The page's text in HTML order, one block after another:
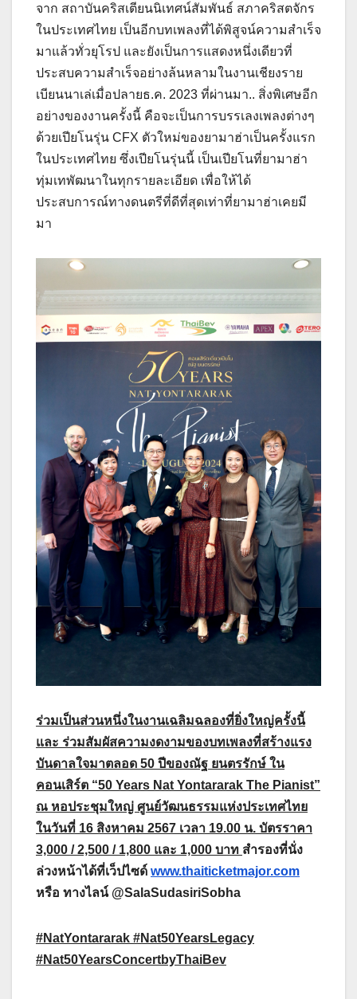
จาก สถาบันคริสเตียนนิเทศน์สัมพันธ์ สภาคริสตจักร
ในประเทศไทย เป็นอีกบทเพลงที่ได้พิสูจน์ความสำเร็จ
มาแล้วทั่วยุโรป และยังเป็นการแสดงหนึ่งเดียวที่
ประสบความสำเร็จอย่างล้นหลามในงานเชียงราย
เบียนนาเล่เมื่อปลายธ.ค. 2023 ที่ผ่านมา.. สิ่งพิเศษอีก
อย่างของงานครั้งนี้ คือจะเป็นการบรรเลงเพลงต่างๆ
ด้วยเปียโนรุ่น CFX ตัวใหม่ของยามาฮ่าเป็นครั้งแรก
ในประเทศไทย ซึ่งเปียโนรุ่นนี้ เป็นเปียโนที่ยามาฮ่า
ทุ่มเทพัฒนาในทุกรายละเอียด เพื่อให้ได้
ประสบการณ์ทางดนตรีที่ดีที่สุดเท่าที่ยามาฮ่าเคยมี
มา
ร่วมเป็นส่วนหนึ่งในงานเฉลิมฉลองที่ยิ่งใหญ่ครั้งนี้
และ ร่วมสัมผัสความงดงามของบทเพลงที่สร้างแรง
บันดาลใจมาตลอด 50 ปีของณัฐ ยนตรรักษ์ ใน
คอนเสิร์ต “50 Years Nat Yontararak The Pianist”
ณ หอประชุมใหญ่ ศูนย์วัฒนธรรมแห่งประเทศไทย
ในวันที่ 16 สิงหาคม 2567 เวลา 19.00 น. บัตรราคา
3,000 / 2,500 / 1,800 และ 1,000 บาท สำรองที่นั่ง
ล่วงหน้าได้ที่เว็ปไซด์ www.thaiticketmajor.com
หรือ ทางไลน์ @SalaSudasiriSobha
#NatYontararak #Nat50YearsLegacy
#Nat50YearsConcertbyThaiBev